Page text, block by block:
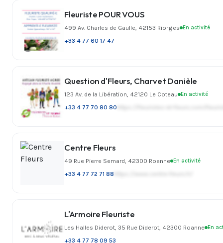
Fleuriste POUR VOUS
499 Av. Charles de Gaulle, 42153 Riorges En activité
+33 4 77 60 17 47
Question d'Fleurs, Charvet Danièle
123 Av. de la Libération, 42120 Le Coteau En activité
+33 4 77 70 80 80
Centre Fleurs
49 Rue Pierre Semard, 42300 Roanne En activité
+33 4 77 72 71 88
L'Armoire Fleuriste
Les Halles Diderot, 35 Rue Diderot, 42300 Roanne En
+33 4 77 78 09 53